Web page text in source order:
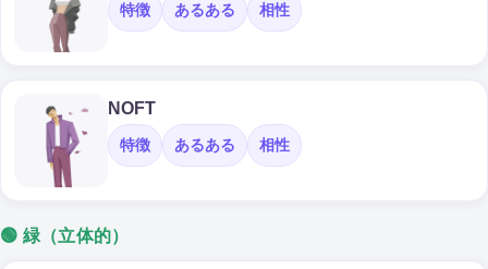
特徴 あるある 相性
NOFT
特徴 あるある 相性
🟢 緑（立体的）